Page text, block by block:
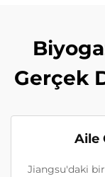
Gerçek
Aile
Jiangsu'daki